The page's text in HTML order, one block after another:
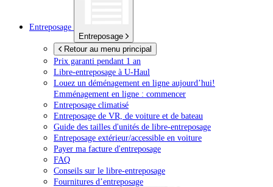
Entreposage
Entreposage
Retour au menu principal
Prix garanti pendant 1 an
Libre-entreposage à U-Haul
Louez un déménagement en ligne aujourd’hui!
Emménagement en ligne : commencer
Entreposage climatisé
Entreposage de VR, de voiture et de bateau
Guide des tailles d'unités de libre-entreposage
Entreposage extérieur/accessible en voiture
Payer ma facture d'entreposage
FAQ
Conseils sur le libre-entreposage
Fournitures d’entreposage